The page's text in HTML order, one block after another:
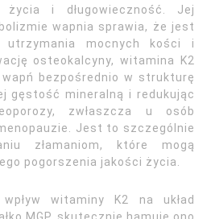
życia i długowieczność. Jej
wapnia sprawia, że jest
utrzymania mocnych kości i
osteokalcyny, witamina K2
bezpośrednio w strukturę
gęstość mineralną i redukując
zwłaszcza u osób
Jest to szczególnie
złamaniom, które mogą
pogorszenia jakości życia.
witaminy K2 na układ